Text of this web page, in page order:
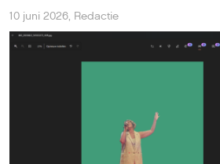
10 juni 2026, Redactie